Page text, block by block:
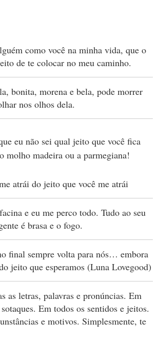
como você na minha vida, que o
de te colocar no meu caminho.
bonita, morena e bela, pode morrer
nos olhos dela.
eu não sei qual jeito que você fica
molho madeira ou a parmegiana!
atrái do jeito que você me atrái
e eu me perco todo. Tudo ao seu
é brasa e o fogo.
final sempre volta para nós… embora
jeito que esperamos (Luna Lovegood)
as letras, palavras e pronúncias. Em
Em todos os sentidos e jeitos.
e motivos. Simplesmente, te